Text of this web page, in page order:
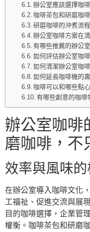
辦公室應該選擇咖
咖啡茶包和研磨咖
研磨咖啡的沖煮流
辦公室咖啡方案在
有哪些推薦的辦公
如何評估辦公室咖
如何清潔辦公室咖
如何延長咖啡機的
咖啡可以和哪些點
有哪些創意的咖啡
辦公室咖啡
磨咖啡，不
效率與風味
在辦公室導入咖啡文化
工福祉、促進交流與展
目的咖啡選擇，企業管
權衡。咖啡茶包和研磨